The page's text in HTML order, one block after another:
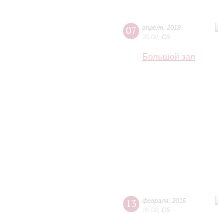
07 апреля 2018
20:00 Сб
Большой зал
13 февраля 2016
20:00 Сб